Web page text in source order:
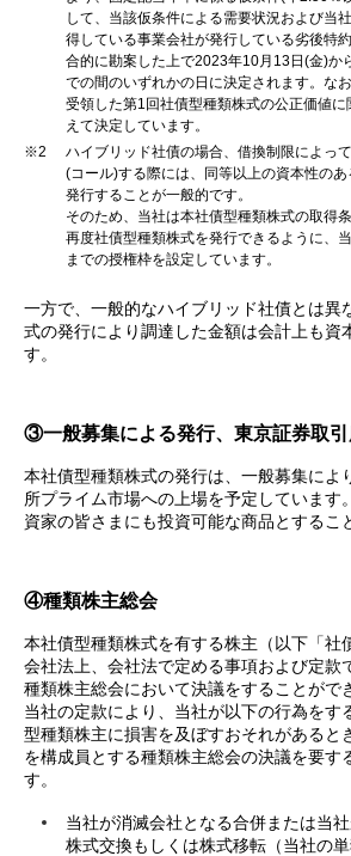
して、当該仮条件による需要状況および当
得している事業会社が発行している劣後特
合的に勘案した上で2023年10月13日(金)か
での間のいずれかの日に決定されます。な
受領した第1回社債型種類株式の公正価値に
えて決定しています。
※2
ハイブリッド社債の場合、借換制限によっ
(コール)する際には、同等以上の資本性の
発行することが一般的です。
そのため、当社は本社債型種類株式の取得
再度社債型種類株式を発行できるように、
までの授権枠を設定しています。
一方で、一般的なハイブリッド社債とは異
式の発行により調達した金額は会計上も資
す。
③一般募集による発行、東京証券取
本社債型種類株式の発行は、一般募集によ
所プライム市場への上場を予定しています
資家の皆さまにも投資可能な商品とするこ
④種類株主総会
本社債型種類株式を有する株主（以下「社
会社法上、会社法で定める事項および定款
種類株主総会において決議をすることがで
当社の定款により、当社が以下の行為をす
型種類株主に損害を及ぼすおそれがあると
を構成員とする種類株主総会の決議を要す
す。
当社が消滅会社となる合併または当
株式交換もしくは株式移転（当社の